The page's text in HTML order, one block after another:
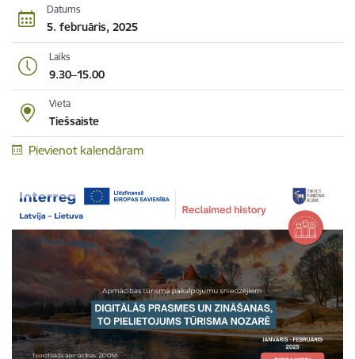
Datums
5. februāris, 2025
Laiks
9.30–15.00
Vieta
Tiešsaiste
Pievienot kalendāram